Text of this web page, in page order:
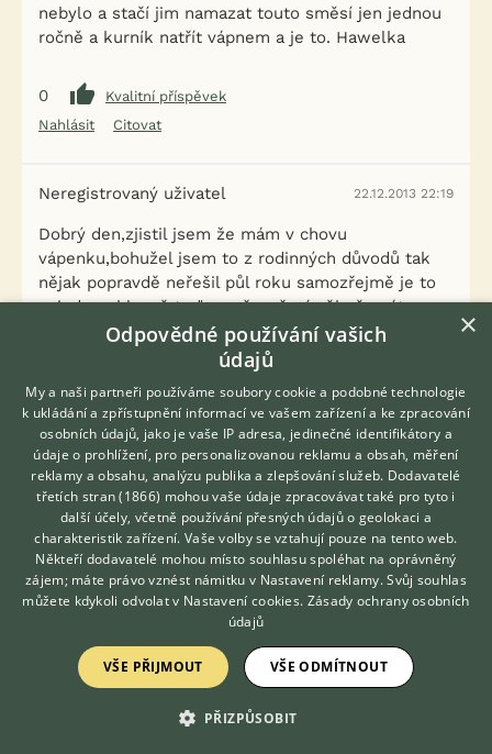
nebylo a stačí jim namazat touto směsí jen jednou
ročně a kurník natřít vápnem a je to. Hawelka
0
Kvalitní příspěvek
Nahlásit
Citovat
Neregistrovaný uživatel 22.12.2013 22:19
Dobrý den,zjistil jsem že mám v chovu
vápenku,bohužel jsem to z rodinných důvodů tak
nějak popravdě neřešil půl roku samozřejmě je to
najednou hlavně teď po přepeření pěkně znát a
bohužel mi to skončilo i na malé rousné.
Chci se zeptat nehledě na ostatní problémy,má to
Za další mně zajímá,zda zima je výhoda,a dokáže
mráz zabít alespoň venku ve výběru a zkrátka
všude venku zbytky parazitů?
Když kurník vyčistím vystříkam biokillem atd.
Postiženou drůbež jsem z části vzal sekerou.
Ale to co si chci nechat? Začal jsem mazat olejem s
petrolejem, po několikáté nátěrů a čištění mám
použít zmíněný biokill? A co mladí jedinci?
Pravidelně preventivně také použiju ale už jen
Myslím to vše co jsem psal dobře? Nebo co dál? To
samé kdybych chtěl nové jedince,stačí i při nemoci
ostatních jen ošetřovat nohy aby parazit nemohl
Hledáte zvířecího kamaráda?
Zdarma vám poradí
VETERINÁŘ ONLINE
KONZULTOVAT S
VETERINÁŘEM
×
Odpovědné používání vašich
údajů
My a naši partneři používáme soubory cookie a podobné technologie
k ukládání a zpřístupnění informací ve vašem zařízení a ke zpracování
osobních údajů, jako je vaše IP adresa, jedinečné identifikátory a
údaje o prohlížení, pro personalizovanou reklamu a obsah, měření
reklamy a obsahu, analýzu publika a zlepšování služeb. Dodavatelé
třetích stran (1866) mohou vaše údaje zpracovávat také pro tyto i
další účely, včetně používání přesných údajů o geolokaci a
charakteristik zařízení. Vaše volby se vztahují pouze na tento web.
Někteří dodavatelé mohou místo souhlasu spoléhat na oprávněný
zájem; máte právo vznést námitku v Nastavení reklamy. Svůj souhlas
můžete kdykoli odvolat v Nastavení cookies. Zásady ochrany osobních
údajů
VŠE PŘIJMOUT VŠE ODMÍTNOUT
PŘIZPŮSOBIT